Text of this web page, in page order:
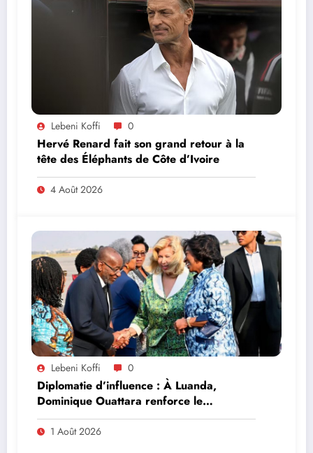
Lebeni Koffi 0
Hervé Renard fait son grand retour à la
tête des Éléphants de Côte d’Ivoire
4 Août 2026
Lebeni Koffi 0
Diplomatie d’influence : À Luanda,
Dominique Ouattara renforce le
leadership solidaire de la Côte d’Ivoire en
Afrique
1 Août 2026